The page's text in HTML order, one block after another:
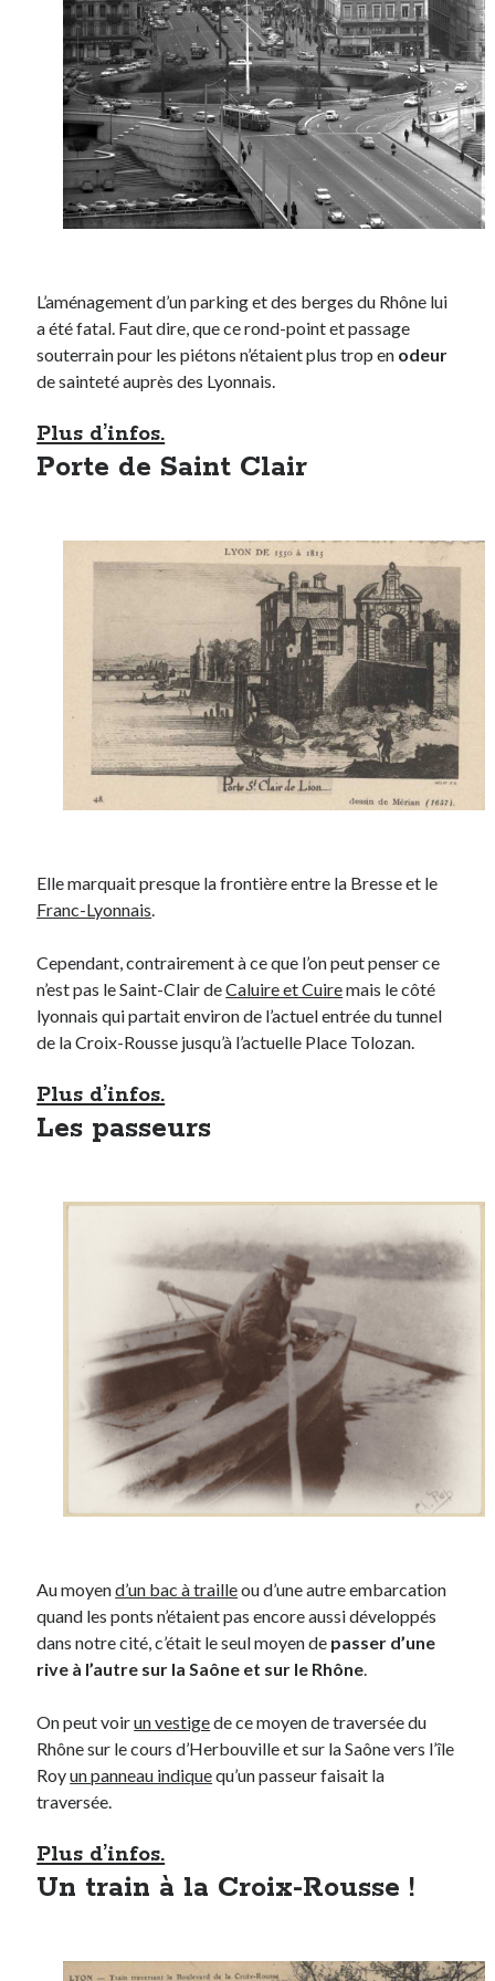
On parle de quoi ?
A Lyon
Bon plan du dimanche
Coup de coeur
Daddy
Engagé
Geek
Lectures
Lyon
Lyon à Livre Ouvert
Mini-monsieur
Parole de Follower
Patchwork
Proust
L’aménagement d’un parking et des berges du Rhône lui
a été fatal. Faut dire, que ce rond-point et passage
souterrain pour les piétons n’étaient plus trop en odeur
de sainteté auprès des Lyonnais.
Plus d’infos.
Porte de Saint Clair
Elle marquait presque la frontière entre la Bresse et le
Franc-Lyonnais.
Cependant, contrairement à ce que l’on peut penser ce
n’est pas le Saint-Clair deCaluire et Cuiremais le côté
lyonnais qui partait environ de l’actuel entrée du tunnel
de la Croix-Rousse jusqu’à l’actuelle Place Tolozan.
Plus d’infos.
Les passeurs
Au moyend’un bac à trailleou d’une autre embarcation
quand les ponts n’étaient pas encore aussi développés
dans notre cité, c’était le seul moyen de passer d’une
rive à l’autre sur la Saône et sur le Rhône.
On peut voirun vestigede ce moyen de traversée du
Rhône sur le cours d’Herbouville et sur la Saône vers l’île
Royun panneau indiquequ’un passeur faisait la
traversée.
Plus d’infos.
Un train à la Croix-Rousse !